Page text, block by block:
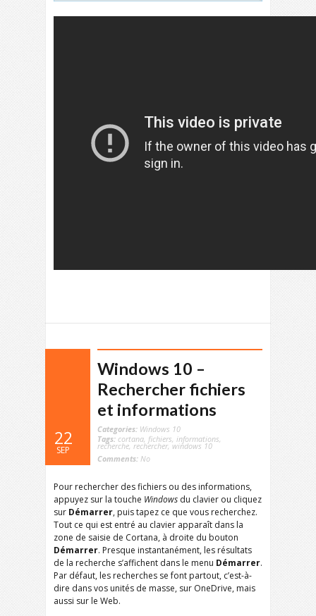
22
SEP
Windows 10 –
Rechercher fichiers
et informations
Categories: Windows 10
Tags: cortana fichiers informations
recherche,rechercher,windows 10
Comments: No
Pour rechercher des fichiers ou des informations,
appuyez sur la touche Windows du clavier ou cliquez
sur Démarrer, puis tapez ce que vous recherchez.
Tout ce qui est entré au clavier apparaît dans la
zone de saisie de Cortana, à droite du bouton
Démarrer. Presque instantanément, les résultats
de la recherche s’affichent dans le menu Démarrer.
Par défaut, les recherches se font partout, c’est-à-
dire dans vos unités de masse, sur OneDrive, mais
aussi sur le Web.